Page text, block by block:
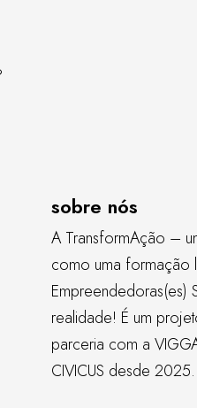
sobre nós
A TransformAção –
como uma formação
Empreendedoras(es)
realidade! É um
parceria com a
CIVICUS desde 2025.